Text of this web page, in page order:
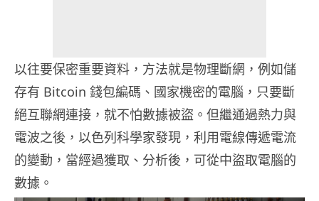
以往要保密重要資料，方法就是物理斷網，例如儲
存有 Bitcoin 錢包編碼、國家機密的電腦，只要斷
絕互聯網連接，就不怕數據被盜。但繼通過熱力與
電波之後，以色列科學家發現，利用電線傳遞電流
的變動，當經過獲取、分析後，可從中盜取電腦的
數據。